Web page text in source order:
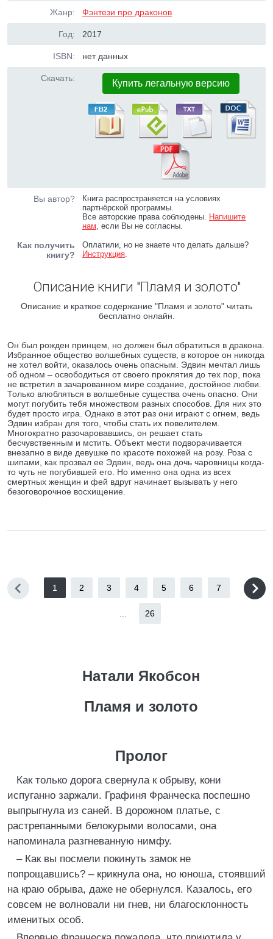
Жанр: Фэнтези про драконов
Год: 2017
ISBN: нет данных
Скачать: Купить легальную версию
Вы автор?
Книга распространяется на условиях
партнёрской программы.
Все авторские права соблюдены. Напишите
нам, если Вы не согласны.
Как получить
книгу?
Оплатили, но не знаете что делать дальше?
Инструкция.
Описание книги "Пламя и золото"
Описание и краткое содержание "Пламя и золото" читать
бесплатно онлайн.
Он был рожден принцем, но должен был обратиться в дракона.
Избранное общество волшебных существ, в которое он никогда
не хотел войти, оказалось очень опасным. Эдвин мечтал лишь
об одном – освободиться от своего проклятия до тех пор, пока
не встретил в зачарованном мире создание, достойное любви.
Только влюбляться в волшебные существа очень опасно. Они
могут погубить тебя множеством разных способов. Для них это
будет просто игра. Однако в этот раз они играют с огнем, ведь
Эдвин избран для того, чтобы стать их повелителем.
Многократно разочаровавшись, он решает стать
бесчувственным и мстить. Объект мести подворачивается
внезапно в виде девушке по красоте похожей на розу. Роза с
шипами, как прозвал ее Эдвин, ведь она дочь чаровницы когда-
то чуть не погубившей его. Но именно она одна из всех
смертных женщин и фей вдруг начинает вызывать у него
безоговорочное восхищение.
1 2 3 4 5 6 7
26
Натали Якобсон
Пламя и золото
Пролог
Как только дорога свернула к обрыву, кони
испуганно заржали. Графиня Франческа поспешно
выпрыгнула из саней. В дорожном платье, с
растрепанными белокурыми волосами, она
напоминала разгневанную нимфу.
– Как вы посмели покинуть замок не
попрощавшись? – крикнула она, но юноша, стоявший
на краю обрыва, даже не обернулся. Казалось, его
совсем не волновали ни гнев, ни благосклонность
именитых особ.